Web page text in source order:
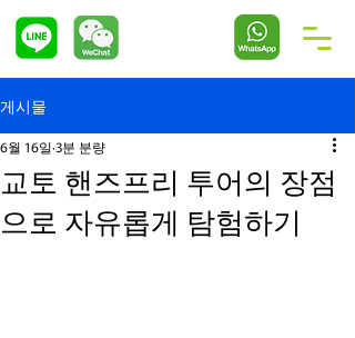
게시물
교토 핸즈프리 투어의 장점
으로 자유롭게 탐험하기
6월 16일 3분 분량